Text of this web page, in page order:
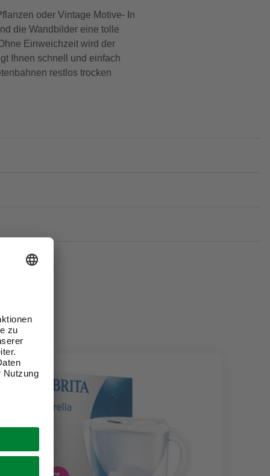
oder Vintage Motive- In
die Wandbilder eine tolle
Einweichzeit wird der
Ihnen schnell und einfach
restlos trocken